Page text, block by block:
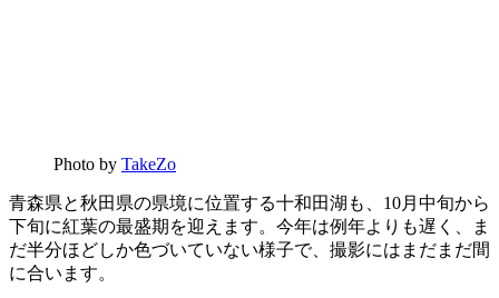
Photo by TakeZo
青森県と秋田県の県境に位置する十和田湖も、10月中旬から
下旬に紅葉の最盛期を迎えます。今年は例年よりも遅く、ま
だ半分ほどしか色づいていない様子で、撮影にはまだまだ間
に合います。